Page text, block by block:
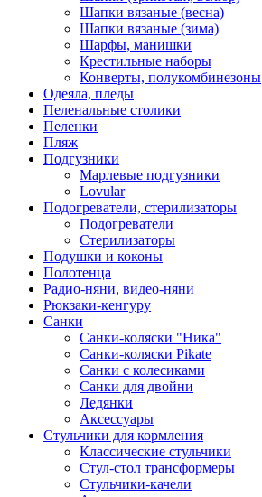
Шапки вязаные (весна)
Шапки вязаные (зима)
Шарфы, манишки
Крестильные наборы
Конверты, полукомбинезоны
Одеяла, пледы
Пеленальные столики
Пеленки
Пляж
Подгузники
Марлевые подгузники
Lovular
Подогреватели, стерилизаторы
Подогреватели
Стерилизаторы
Подушки и коконы
Полотенца
Радио-няни, видео-няни
Рюкзаки-кенгуру
Санки
Санки-коляски "Ника"
Санки-коляски Pikate
Санки с колесиками
Санки для двойни
Ледянки
Аксессуары
Стульчики для кормления
Классические стульчики
Стул-стол трансформеры
Стульчики-качели